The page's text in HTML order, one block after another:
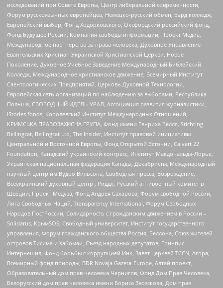
исследований при Совете Европы, Центр либеральной современности,
Форум русскоязычных европейцев, Немецко-русский обмен, Бард колледж,
Европейский выбор, Фонд Ходорковского, Оксфордский российский фонд,
Фонд Будущее России, Компания свободы информации, Проект Медиа,
Международное партнерство за права человека, Духовное Управление
Евангельских Христиан Украинской Христианской Церкви, Новое
Поколение, Духовное Учебное Заведение Международный Библейский
Колледж, Международное христианское движение, Всемирный Институт
Саентологических Предприятий, Церковь Духовной Технологии,
Европейская сеть организаций по наблюдению за выборами, Республика
Польша, СВОБОДНЫЙ ИДЕЛЬ-УРАЛ, Ассоциация развития журналистики,
IStories fonds, Королевский Институт Международных Отношений,
КРИМСЬКА ПРАВОЗАХИСНА ГРУПА, Фонд имени Генриха Бёлля, Stichting
Bellingcat, Bellingcat Ltd, The Insider, Институт правовой инициативы
Центральной и Восточной Европы, Фонд Открытой Эстонии, Calvert 22
Foundation, Канадский украинский конгресс, Институт Макдональда-Лорье,
Украинская национальная федерация Канады, Декабристы, Международный
научный центр им Вудро Вильсона, Свободная пресса, Возрождение,
Всеукраинский духовный центр , Риддл, Русский антивоенный комитет в
Швеции, Проект Медуза, Фонд Андрея Сахарова, Форум свободной России,
Лига Свободных Наций, Transparеncy International, Форум Свободных
Народов ПостРоссии, Солидарность с гражданским движением в России –
Solidarus, КрымSOS, Свободный университет, Институт государственного
управления, Форум гражданского общества Россия, Беллона, Союз жителей
островов Тисима и Хабомаи, Съезд народных депутатов, Гринпис
Интернешнл, Фонд борьбы с коррупцией Инк, Завет церквей TCCN, Агора,
Всемирный фонд природы, BDR Novaja Gazeta-Europe, Алтай проект,
Образовательный дом прав человека Чернигов, Фонд Дом Прав Человека,
Белорусский дом прав человека имени Бориса Звозскова, Дом прав